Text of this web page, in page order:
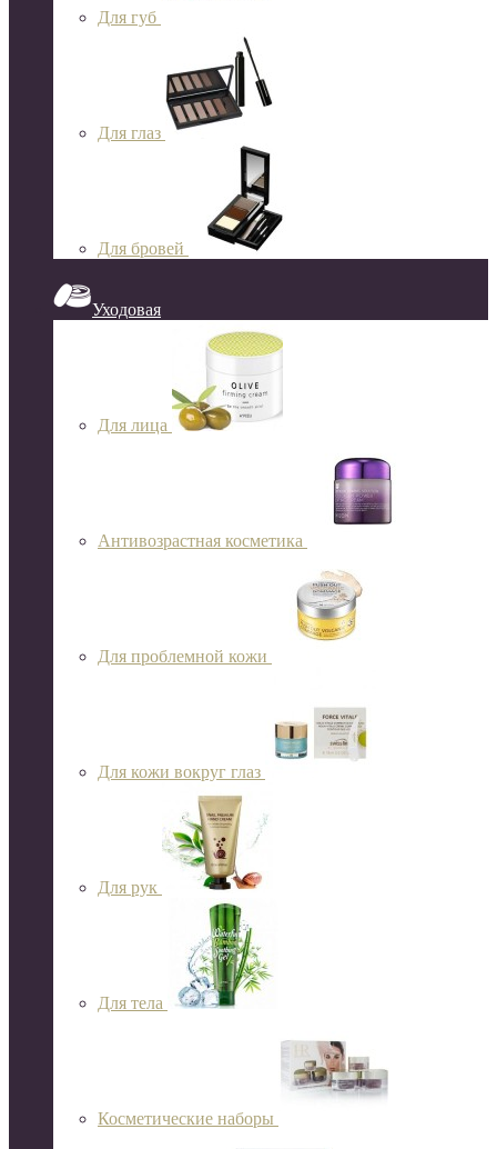
Для губ
Для глаз
Для бровей
Уходовая
Для лица
Антивозрастная косметика
Для проблемной кожи
Для кожи вокруг глаз
Для рук
Для тела
Косметические наборы